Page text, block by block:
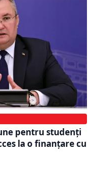
pentru studenți
la o finanţare cu